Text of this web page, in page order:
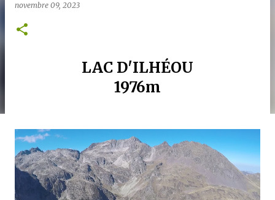
novembre 09, 2023
LAC D'ILHÉOU
1976m